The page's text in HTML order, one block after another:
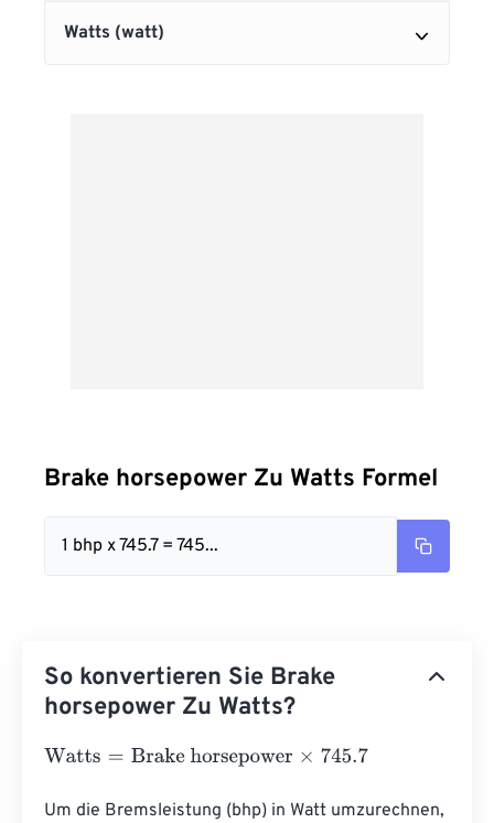
Brake horsepower Zu Watts Formel
1 bhp x 745.7 = 745...
So konvertieren Sie Brake
horsepower Zu Watts?
Watts= Brake horsepower×745.7
Um die Bremsleistung (bhp) in Watt umzurechnen,